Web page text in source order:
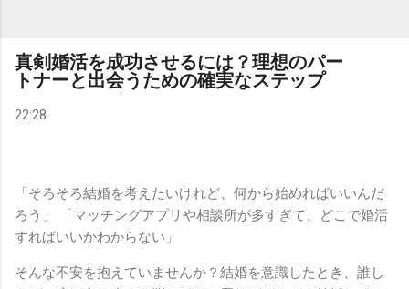
真剣婚活を成功させるには？理想のパー
トナーと出会うための確実なステップ
22:28
「そろそろ結婚を考えたいけれど、何から始めればいいんだ
ろう」 「マッチングアプリや相談所が多すぎて、どこで婚活
すればいいかわからない」
そんな不安を抱えていませんか？結婚を意識したとき、誰し